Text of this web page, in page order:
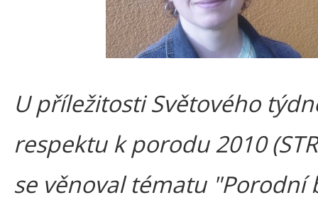
U příležitosti Světového
respektu k porodu 2010
se věnoval tématu "Porodní